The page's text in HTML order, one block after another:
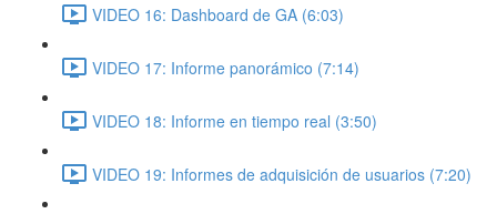
VIDEO 16: Dashboard de GA (6:03)
VIDEO 17: Informe panorámico (7:14)
VIDEO 18: Informe en tiempo real (3:50)
VIDEO 19: Informes de adquisición de usuarios (7:20)